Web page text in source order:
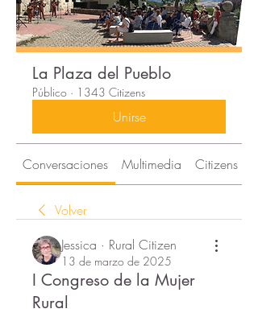
La Plaza del Pueblo
Público · 1343 Citizens
Unirse
Conversaciones Multimedia Citizens
Volver
Jessica · Rural Citizen
13 de marzo de 2025
I Congreso de la Mujer
Rural